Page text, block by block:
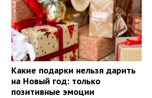
Какие подарки нельзя дарить
на Новый год: только
позитивные эмоции